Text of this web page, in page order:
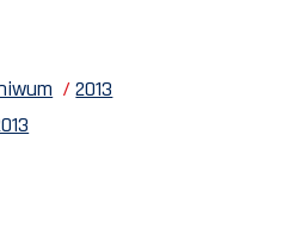
2013